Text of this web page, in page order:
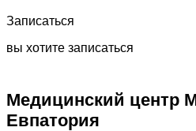
Записаться
вы хотите записаться
Медицинский центр
Евпатория